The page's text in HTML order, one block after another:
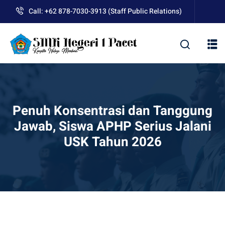
content
Call: +62 878-7030-3913 (Staff Public Relations)
Penuh Konsentrasi dan Tanggung
Jawab, Siswa APHP Serius Jalani
USK Tahun 2026